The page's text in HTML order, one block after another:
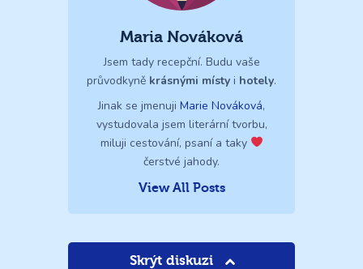
Maria Nováková
Jsem tady recepční. Budu vaše
průvodkyně krásnými místy i hotely.
Jinak se jmenuji Marie Nováková,
vystudovala jsem literární tvorbu,
miluji cestování, psaní a taky
čerstvé jahody.
View All Posts
Skrýt diskuzi